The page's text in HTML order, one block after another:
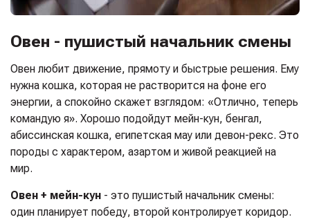
Овен - пушистый начальник смены
Овен любит движение, прямоту и быстрые решения. Ему
нужна кошка, которая не растворится на фоне его
энергии, а спокойно скажет взглядом: «Отлично, теперь
командую я». Хорошо подойдут мейн-кун, бенгал,
абиссинская кошка, египетская мау или девон-рекс. Это
породы с характером, азартом и живой реакцией на
мир.
Овен + мейн-кун - это пушистый начальник смены:
один планирует победу, второй контролирует коридор.